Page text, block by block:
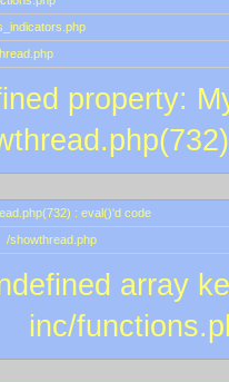
property:
: eval()'d code
/showthread.php
array
inc/